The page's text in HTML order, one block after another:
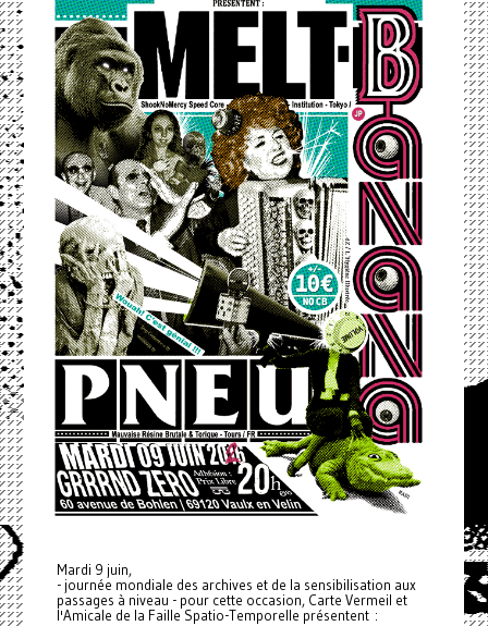
Mardi 9 juin,
- journée mondiale des archives et de la sensibilisation aux
passages à niveau - pour cette occasion, Carte Vermeil et
l'Amicale de la Faille Spatio-Temporelle présentent :